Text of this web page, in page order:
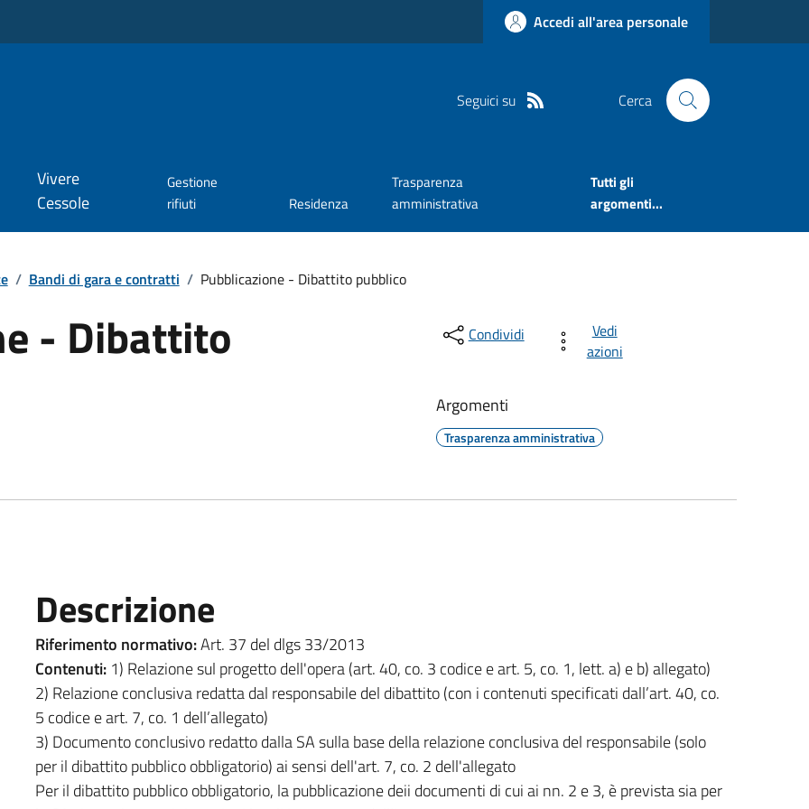
Accedi all'area personale
Seguici su Cerca
Vivere
Cessole
Gestione
rifiuti
Residenza
Trasparenza
amministrativa
Tutti gli
argomenti...
/ Bandi di gara e contratti / Pubblicazione - Dibattito pubblico
- Dibattito Condividi
Vedi
azioni
Argomenti
Trasparenza amministrativa
Descrizione
Riferimento normativo:Art. 37 del dlgs 33/2013
Contenuti:1) Relazione sul progetto dell'opera (art. 40, co. 3 codice e art. 5, co. 1, lett. a) e b) allegato)
2) Relazione conclusiva redatta dal responsabile del dibattito (con i contenuti specificati dall’art. 40, co.
5 codice e art. 7, co. 1 dell’allegato)
3) Documento conclusivo redatto dalla SA sulla base della relazione conclusiva del responsabile (solo
per il dibattito pubblico obbligatorio) ai sensi dell'art. 7, co. 2 dell'allegato
Per il dibattito pubblico obbligatorio, la pubblicazione deii documenti di cui ai nn. 2 e 3, è prevista sia per